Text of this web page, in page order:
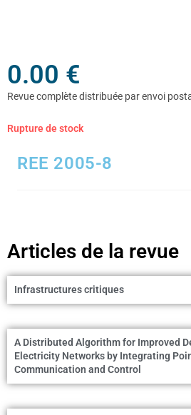
0.00 €
Rupture de stock
REE 2005-8
Articles de la revue
Infrastructures critiques
A Distributed Algorithm for Improved
Electricity Networks by Integrating
Communication and Control